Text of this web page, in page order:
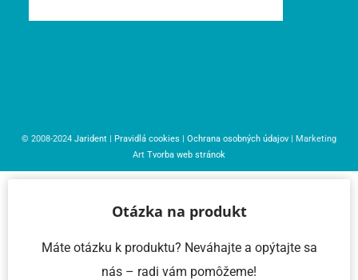
© 2008-2024 Jarident | Pravidlá cookies | Ochrana osobných údajov | Marketing
Art Tvorba web stránok
Otázka na produkt
Máte otázku k produktu? Neváhajte a opýtajte sa
nás – radi vám pomôžeme!